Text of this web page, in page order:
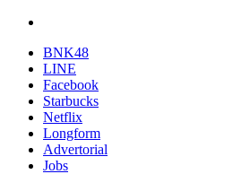
BNK48
LINE
Facebook
Starbucks
Netflix
Longform
Advertorial
Jobs